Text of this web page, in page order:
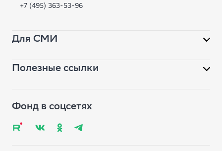
Инклюзивная среда
Помощь фонду
+7 (495) 363-53-96
Для СМИ
pr@vbudushee.ru
Полезные ссылки
Вопрос-ответ
Глоссарий
Фонд в соцсетях